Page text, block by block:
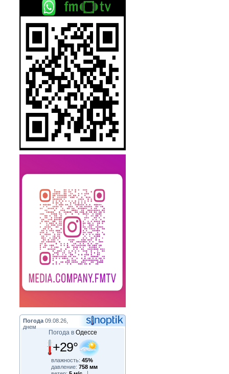
Погода 09.08.26,
днем
Погода в Одессе
+29°
влажность: 45%
давление: 758 мм